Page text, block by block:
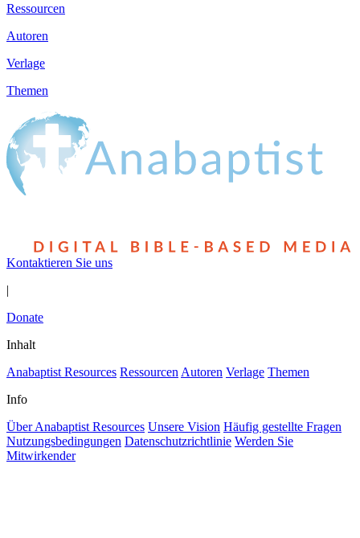
Ressourcen
Autoren
Verlage
Themen
Kontaktieren Sie uns
|
Donate
Inhalt
Anabaptist Resources Ressourcen Autoren Verlage Themen
Info
Über Anabaptist Resources Unsere Vision Häufig gestellte Fragen
Nutzungsbedingungen Datenschutzrichtlinie Werden Sie
Mitwirkender